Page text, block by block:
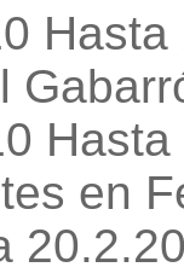
Hasta
en